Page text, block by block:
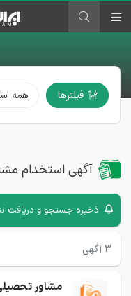
فیلترها همه
آگهی استخدام
ذخیره جستجو و دریافت
۳ آگهی
مشاور